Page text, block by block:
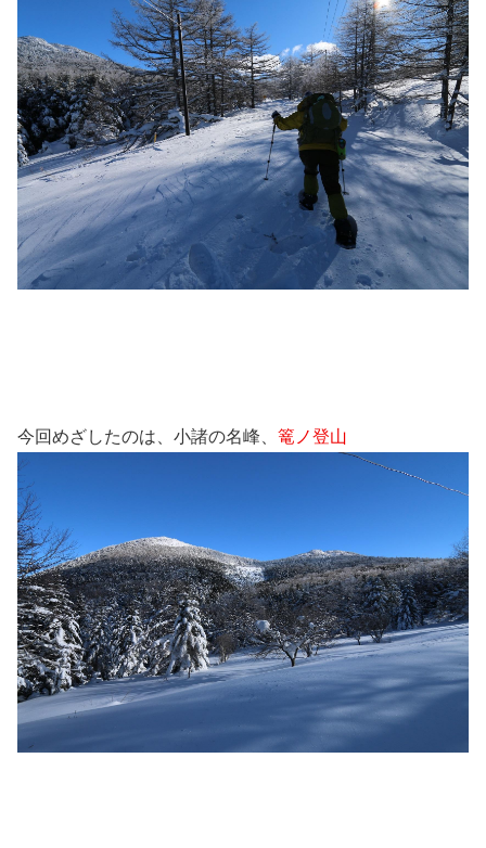
今回めざしたのは、小諸の名峰、 篭ノ登山